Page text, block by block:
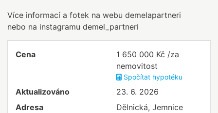
Více informací a fotek na webu demelapartneri
nebo na instagramu demel_partneri
Cena
1 650 000 Kč /za
nemovitost
Spočítat hypotéku
Aktualizováno
23. 6. 2026
Adresa
Dělnická, Jemnice